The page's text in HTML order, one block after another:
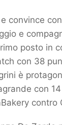
convince
e
posto in
con 38
è
con
contro